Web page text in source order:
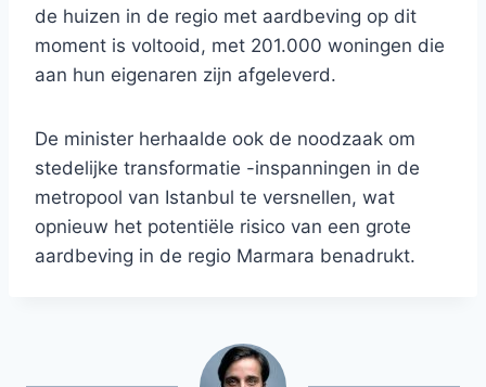
de huizen in de regio met aardbeving op dit
moment is voltooid, met 201.000 woningen die
aan hun eigenaren zijn afgeleverd.
De minister herhaalde ook de noodzaak om
stedelijke transformatie -inspanningen in de
metropool van Istanbul te versnellen, wat
opnieuw het potentiële risico van een grote
aardbeving in de regio Marmara benadrukt.